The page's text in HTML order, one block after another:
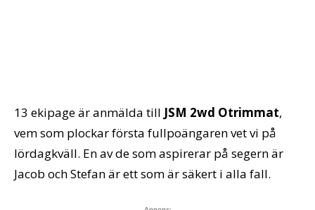
13 ekipage är anmälda till JSM 2wd Otrimmat,
vem som plockar första fullpoängaren vet vi på
lördagkväll. En av de som aspirerar på segern är
Jacob och Stefan är ett som är säkert i alla fall.